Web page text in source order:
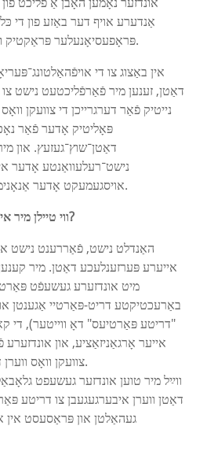
אַנדערע אויף דער באַזע פון ​​די
פּראָפעסיאָנעלער פּראַקטיק וואָס זענען אָנווענדלעך צו זיי.
אין באַצוג צו די
דאַטן, זענען מיר פֿאַרפֿליכטעט נישט צו
נייטיק פֿאַר דערגרייכן די צוועקן
פּאָליטיק אָדער פֿאַר
דאַטן־שוץ־געזעץ. און
נישט־רעלעוואַנטע אָדער
אויסגעמעקט אָדער אַנאָנימיזירט אַזוי שנעל ווי מעגלעך.
6. ווי טיילן מיר אייערע פערזענלעכע דאטן?
אייערע פּערזענלעכע דאַטן. מיר
מיט אונדזערע געשעפֿט
באַרעכטיקטע דריט-פּאַרטיי אַגענטן
"דריטע פּאַרטיעס" דאָ ווייטער), די
אייער אָרגאַניזאַציע, און אונדזערע
צוועקן וואָס ווערן דערמאָנט אין דער פּאָליטיק.
ווײַל מיר טוען אונדזער געשעפט
דאַטן ווערן איבערגעגעבן צו דריטע
געהאַלטן און פּראַסעסט אין